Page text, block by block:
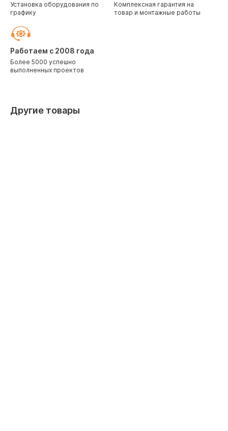
Установка оборудования по
графику
Комплексная гарантия на
товар и монтажные работы
Работаем с 2008 года
Более 5000 успешно
выполненных проектов
Другие товары